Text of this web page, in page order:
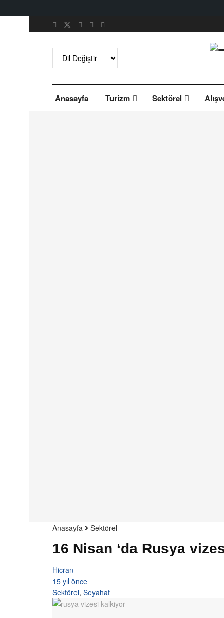
Anasayfa Turizm Sektörel
Anasayfa Sektörel
16 Nisan ‘da Rusya
Hicran
15 yıl önce
Sektörel, Seyahat